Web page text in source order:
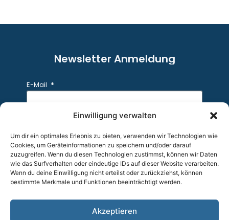
Einwilligung verwalten
Um dir ein optimales Erlebnis zu bieten, verwenden wir Technologien wie
Cookies, um Geräteinformationen zu speichern und/oder darauf
zuzugreifen. Wenn du diesen Technologien zustimmst, können wir Daten
wie das Surfverhalten oder eindeutige IDs auf dieser Website verarbeiten.
Wenn du deine Einwilligung nicht erteilst oder zurückziehst, können
bestimmte Merkmale und Funktionen beeinträchtigt werden.
Akzeptieren
Newsletter Anmeldung
E-Mail
© 2026 All Rights Reserved.
AGB & Datenschutzerklärung